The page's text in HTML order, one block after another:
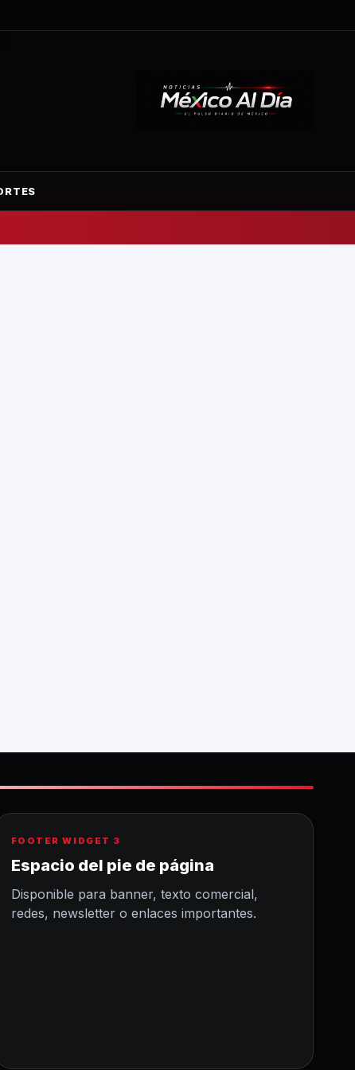
FOOTER WIDGET 3
Espacio del pie de página
Disponible para banner, texto comercial,
redes, newsletter o enlaces importantes.